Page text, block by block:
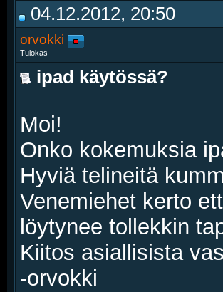
04.12.2012, 20:50
orvokki
Tulokas
ipad käytössä?
Moi!
Onko kokemuksia
Hyviä telineitä
Venemiehet kerto
löytynee tollekkin
Kiitos asiallisista
-orvokki